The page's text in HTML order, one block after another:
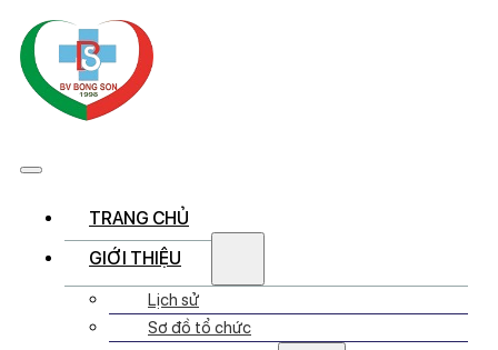
TRANG CHỦ
GIỚI THIỆU
Lịch sử
Sơ đồ tổ chức